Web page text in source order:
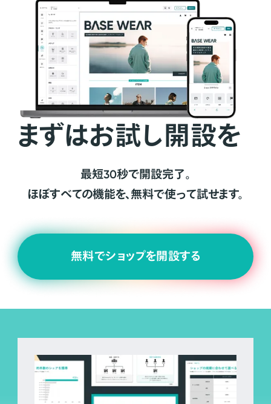
まずはお試し開設を
最短30秒で開設完了。
ほぼすべての機能を、無料で使って試せます。
無料でショップを開設する